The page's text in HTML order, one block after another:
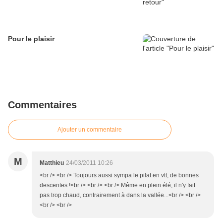
Pour le plaisir
Commentaires
Ajouter un commentaire
M Matthieu 24/03/2011 10:26
<br /> <br /> Toujours aussi sympa le pilat en vtt, de bonnes
descentes !<br /> <br /> <br /> Même en plein été, il n'y fait
pas trop chaud, contrairement à dans la vallée...<br /> <br />
<br /> <br />